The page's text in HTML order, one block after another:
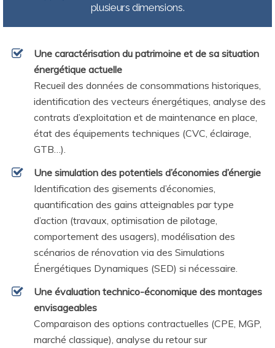
plusieurs dimensions.
Une caractérisation du patrimoine et de sa situation
énergétique actuelle
Recueil des données de consommations historiques,
identification des vecteurs énergétiques, analyse des
contrats d’exploitation et de maintenance en place,
état des équipements techniques (CVC, éclairage,
GTB…).
Une simulation des potentiels d’économies d’énergie
Identification des gisements d’économies,
quantification des gains atteignables par type
d’action (travaux, optimisation de pilotage,
comportement des usagers), modélisation des
scénarios de rénovation via des Simulations
Énergétiques Dynamiques (SED) si nécessaire.
Une évaluation technico-économique des montages
envisageables
Comparaison des options contractuelles (CPE, MGP,
marché classique), analyse du retour sur